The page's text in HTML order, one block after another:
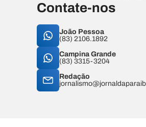
Contate-nos
João Pessoa
(83) 2106.1892
Campina Grande
(83) 3315-3204
Redação